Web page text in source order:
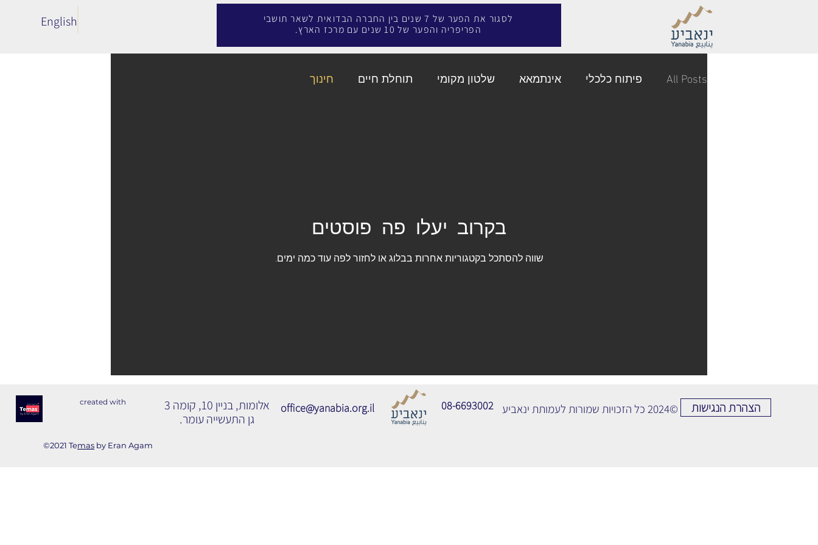
English
לסגור את הפער של 7 שנים בין החברה הבדואית לשאר תושבי
הפריפריה והפער של 10 שנים עם מרכז הארץ.
All Posts פיתוח כלכלי אינתמאא שלטון מקומי תוחלת חיים חינוך
בקרוב יעלו פה פוסטים
שווה להסתכל בקטגוריות אחרות בבלוג או לחזור לפה עוד כמה ימים.
הצהרת הנגישות ©2024 כל הזכויות שמורות לעמותת ינאביע 08-6693002
office@yanabia.org.il
אלומות, בניין 10, קומה 3
גן התעשייה עומר.
created with
©2021 Temas by Eran Agam